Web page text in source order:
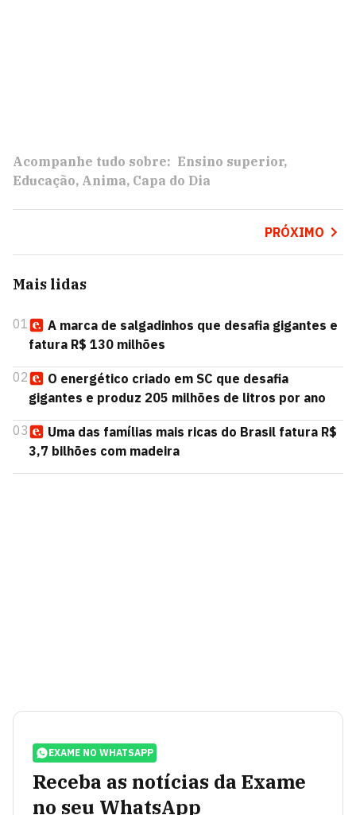
Acompanhe tudo sobre: Ensino superior
Educação Anima Capa do Dia
PRÓXIMO
Mais lidas
01
A marca de salgadinhos que desafia gigantes e
fatura R$ 130 milhões
02
O energético criado em SC que desafia
gigantes e produz 205 milhões de litros por ano
03
Uma das famílias mais ricas do Brasil fatura R$
3,7 bilhões com madeira
EXAME NO WHATSAPP
Receba as notícias da Exame
no seu WhatsApp